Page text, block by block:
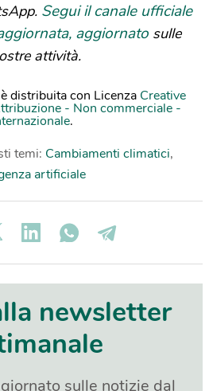
Segui il canale ufficiale
aggiornato sulle
attività.
distribuita con Licenza Creative
- Non commerciale -
.
temi: Cambiamenti climatici,
artificiale
newsletter
sulle notizie dal